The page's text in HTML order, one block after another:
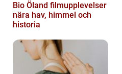
Bio Öland filmupplevelser
nära hav, himmel och
historia